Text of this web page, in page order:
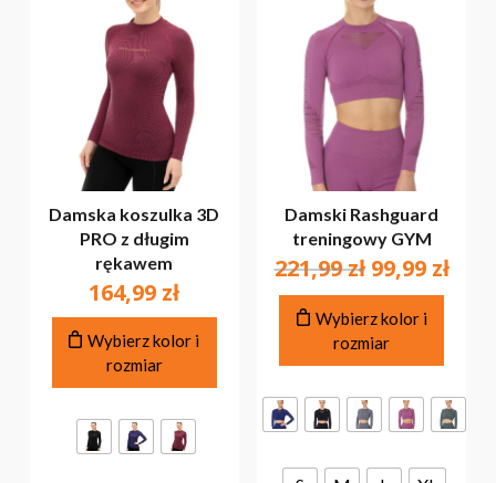
Damska koszulka 3D
PRO z długim
rękawem
164,99 zł
Wybierz kolor i
rozmiar
wariantów.
Damski Rashguard
treningowy GYM
221,99zł Pierwotna
cena
wynosiła:
221,99 zł.
99,99 zł
Wybierz kolor i
rozmiar
Opcje